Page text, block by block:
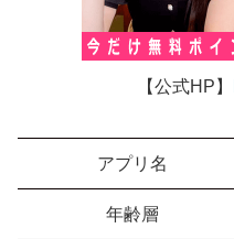
【公式HP】
アプリ名
年齢層